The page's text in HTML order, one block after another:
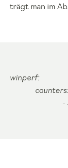
trägt man im
winperf:
counters:
-